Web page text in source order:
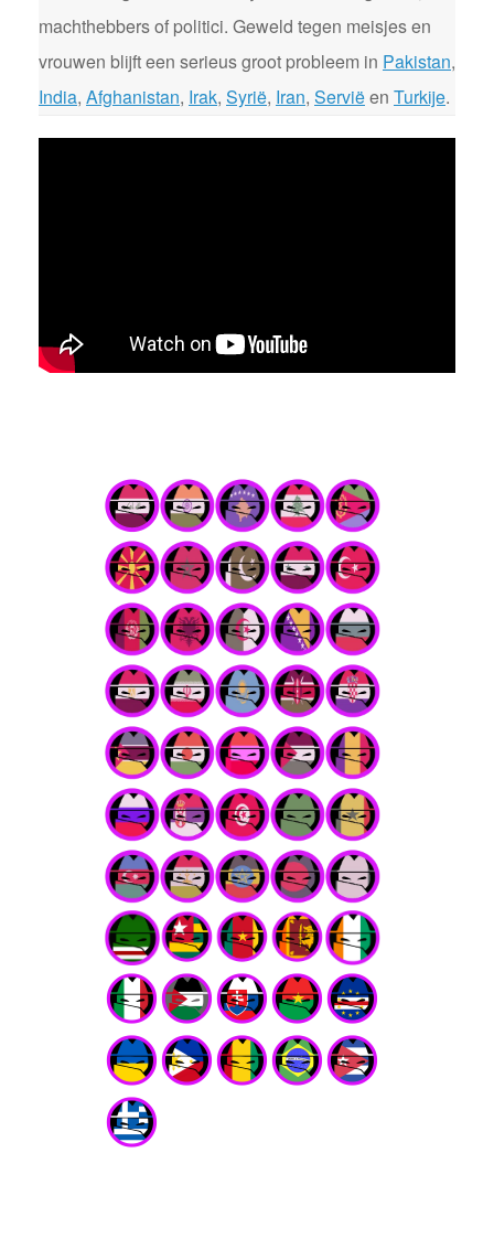
machthebbers of politici. Geweld tegen meisjes en
vrouwen blijft een serieus groot probleem in Pakistan,
India, Afghanistan, Irak, Syrië, Iran, Serviëen Turkije.